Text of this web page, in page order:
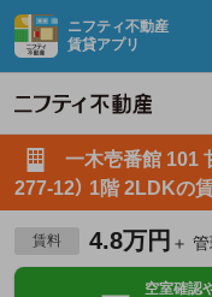
ニフティ不動産
賃貸アプリ
一木壱番館 101
277-12） 1階 2LDKの
賃料 4.8万円 ＋
空室確認